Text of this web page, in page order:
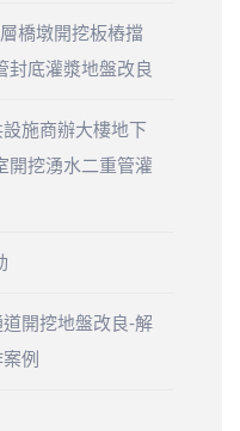
橋墩開挖板樁擋
封底灌漿地盤改良
設施商辦大樓地下
開挖湧水二重管灌
開挖地盤改良-解
例